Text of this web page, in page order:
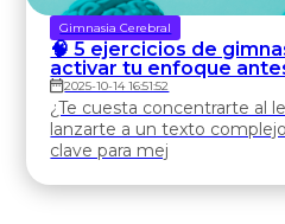
Gimnasia Cerebral
🧠 5 ejercicios de
activar tu enfoque
2025-10-14 16:51:52
¿Te cuesta concentrarte al
lanzarte a un texto
clave para mej